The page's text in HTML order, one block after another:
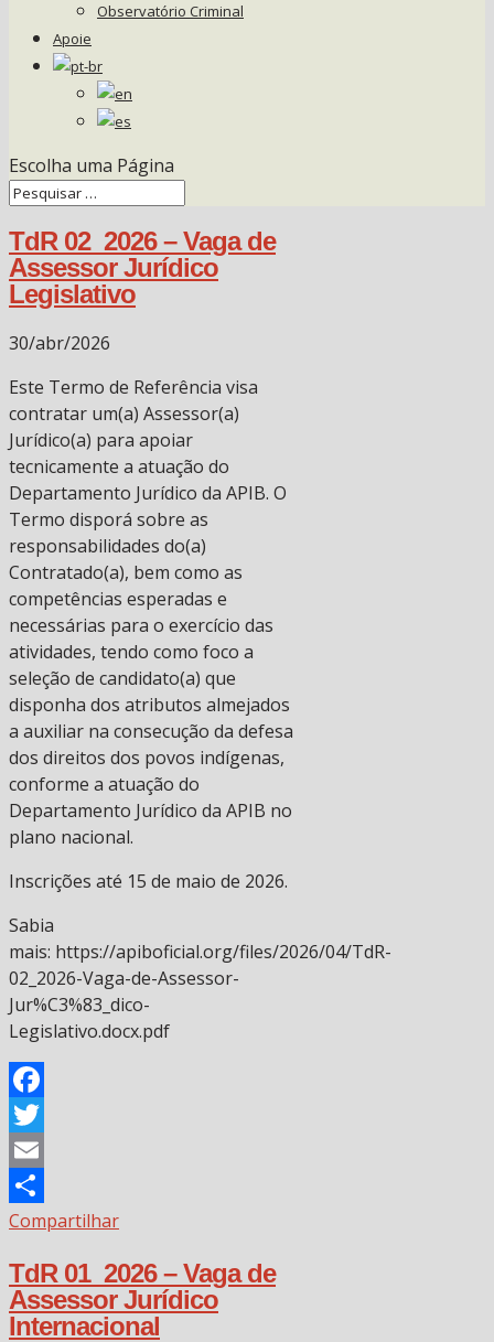
Observatório Criminal
Apoie
Escolha uma Página
TdR 02_2026 – Vaga de
Assessor Jurídico
Legislativo
30/abr/2026
Este Termo de Referência visa
contratar um(a) Assessor(a)
Jurídico(a) para apoiar
tecnicamente a atuação do
Departamento Jurídico da APIB. O
Termo disporá sobre as
responsabilidades do(a)
Contratado(a), bem como as
competências esperadas e
necessárias para o exercício das
atividades, tendo como foco a
seleção de candidato(a) que
disponha dos atributos almejados
a auxiliar na consecução da defesa
dos direitos dos povos indígenas,
conforme a atuação do
Departamento Jurídico da APIB no
plano nacional.
Inscrições até 15 de maio de 2026.
Sabia
mais: https://apiboficial.org/files/2026/04/TdR-
02_2026-Vaga-de-Assessor-
Jur%C3%83_dico-
Legislativo.docx.pdf
Facebook
Twitter
Email
Compartilhar
TdR 01_2026 – Vaga de
Assessor Jurídico
Internacional